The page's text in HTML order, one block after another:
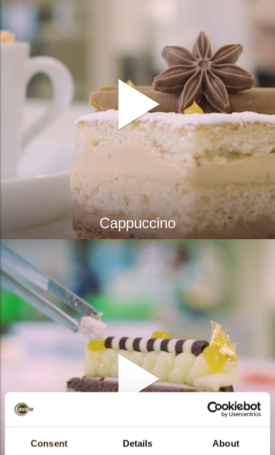
Consent Details About
Cappuccino